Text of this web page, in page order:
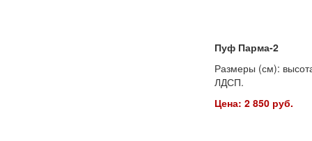
Пуф Парма-2
Размеры (см):
ЛДСП.
Цена: 2 850 руб.